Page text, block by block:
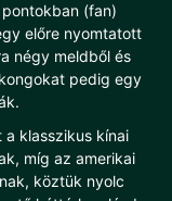
(fan)
előre nyomtatott
négy meldből és
pedig egy
klasszikus kínai
míg az amerikai
köztük nyolc